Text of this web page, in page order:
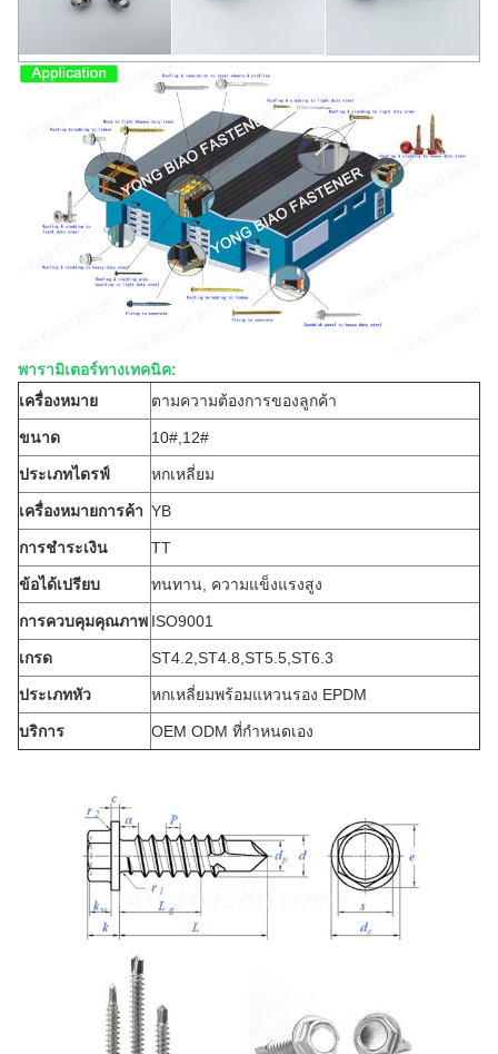
พารามิเตอร์ทางเทคนิค:
เครื่องหมาย
ตามความต้องการของลูกค้า
ขนาด 10#,12#
ประเภทไดรฟ์ หกเหลี่ยม
เครื่องหมายการค้า YB
การชำระเงิน TT
ข้อได้เปรียบ ทนทาน, ความแข็งแรงสูง
การควบคุมคุณภาพ ISO9001
เกรด ST4.2,ST4.8,ST5.5,ST6.3
ประเภทหัว หกเหลี่ยมพร้อมแหวนรอง EPDM
บริการ OEM ODM ที่กำหนดเอง